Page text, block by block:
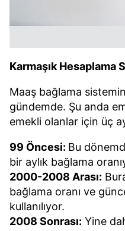
Karmaşık Hesaplama
Maaş bağlama
gündemde. Şu anda
emekli olanlar için üç
99 Öncesi: Bu
bir aylık bağlama
2000-2008 Arası:
bağlama oranı ve
kullanılıyor.
2008 Sonrası: Yine